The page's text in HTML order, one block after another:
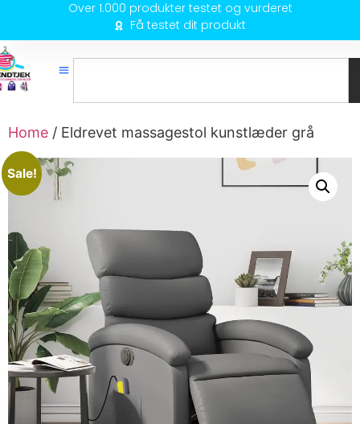
Over 1.000 produkter testet og vurderet
Få testet dit produkt
Home / Eldrevet massagestol kunstlæder grå
Sale!